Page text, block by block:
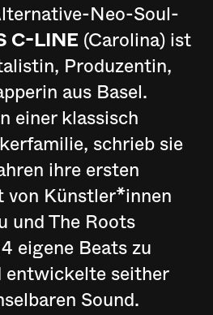
Neo-Soul-
C-LINE (Carolina) ist
Produzentin,
aus Basel.
einer klassisch
schrieb sie
ihre ersten
von Künstler*innen
und The Roots
eigene Beats zu
entwickelte seither
Sound.